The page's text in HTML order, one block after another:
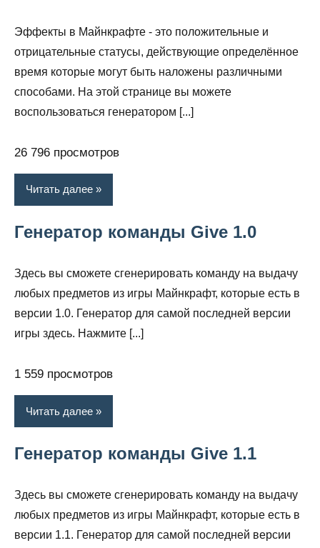
Эффекты в Майнкрафте - это положительные и
отрицательные статусы, действующие определённое
время которые могут быть наложены различными
способами. На этой странице вы можете
воспользоваться генератором [...]
26 796 просмотров
Читать далее
Генератор команды Give 1.0
Здесь вы сможете сгенерировать команду на выдачу
любых предметов из игры Майнкрафт, которые есть в
версии 1.0. Генератор для самой последней версии
игры здесь. Нажмите [...]
1 559 просмотров
Читать далее
Генератор команды Give 1.1
Здесь вы сможете сгенерировать команду на выдачу
любых предметов из игры Майнкрафт, которые есть в
версии 1.1. Генератор для самой последней версии